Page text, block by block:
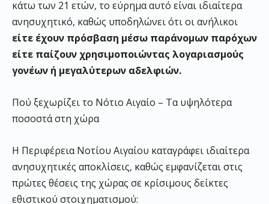
κάτω των 21 ετών, το εύρημα αυτό είναι ιδιαίτερα
ανησυχητικό, καθώς υποδηλώνει ότι οι ανήλικοι
είτε έχουν πρόσβαση μέσω παράνομων παρόχων
είτε παίζουν χρησιμοποιώντας λογαριασμούς
γονέων ή μεγαλύτερων αδελφιών.
Πού ξεχωρίζει το Νότιο Αιγαίο – Τα υψηλότερα
ποσοστά στη χώρα
Η Περιφέρεια Νοτίου Αιγαίου καταγράφει ιδιαίτερα
ανησυχητικές αποκλίσεις, καθώς εμφανίζεται στις
πρώτες θέσεις της χώρας σε κρίσιμους δείκτες
εθιστικού στοιχηματισμού: